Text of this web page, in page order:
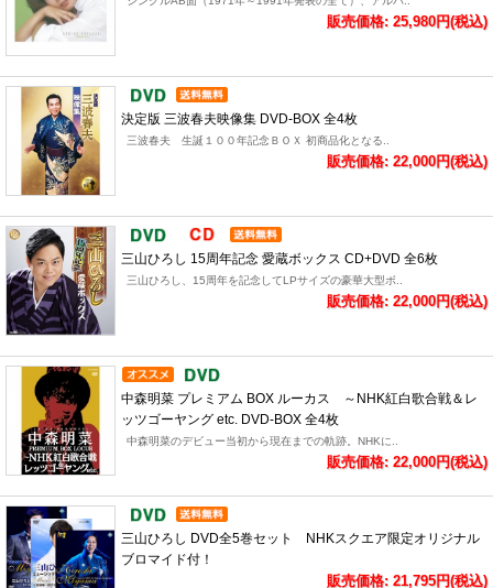
販売価格: 25,980円(税込)
決定版 三波春夫映像集 DVD-BOX 全4枚
三波春夫 生誕１００年記念ＢＯＸ 初商品化となる..
販売価格: 22,000円(税込)
三山ひろし 15周年記念 愛蔵ボックス CD+DVD 全6枚
三山ひろし、15周年を記念してLPサイズの豪華大型ボ..
販売価格: 22,000円(税込)
中森明菜 プレミアム BOX ルーカス ～NHK紅白歌合戦＆レ
ッツゴーヤング etc. DVD-BOX 全4枚
中森明菜のデビュー当初から現在までの軌跡。NHKに..
販売価格: 22,000円(税込)
三山ひろし DVD全5巻セット NHKスクエア限定オリジナル
ブロマイド付！
販売価格: 21,795円(税込)